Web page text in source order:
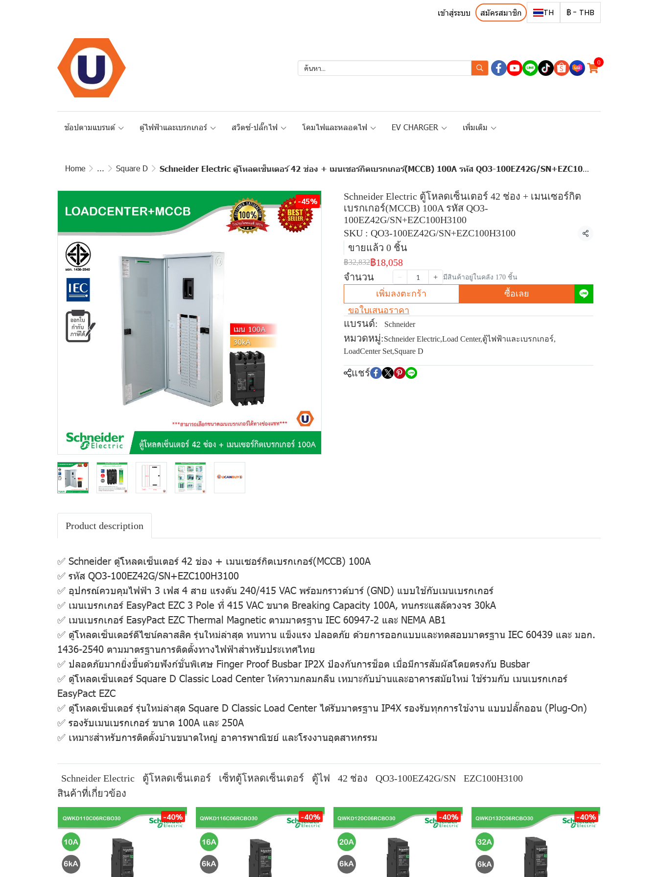
เข้าสู่ระบบ สมัครสมาชิก TH ฿ - THB
0
ช้อปตามแบรนด์ ตู้ไฟฟ้าและเบรกเกอร์ สวิตซ์-ปลั๊กไฟ โคมไฟและหลอดไฟ EV CHARGER เพิ่มเติม
Home ... Square D Schneider Electric ตู้โหลดเซ็นเตอร์ 42 ช่อง + เมนเซอร์กิตเบรกเกอร์(MCCB) 100A รหัส QO3-100EZ42G/SN+EZC100H3100
-45%
Schneider Electric ตู้โหลดเซ็นเตอร์ 42 ช่อง + เมนเซอร์กิต
เบรกเกอร์(MCCB) 100A รหัส QO3-
100EZ42G/SN+EZC100H3100
SKU : QO3-100EZ42G/SN+EZC100H3100
ขายแล้ว 0 ชิ้น
แชร์
฿32,832฿18,058
จำนวน
มีสินค้าอยู่ในคลัง 170 ชิ้น
เพิ่มลงตะกร้า
ซื้อเลย
ขอใบเสนอราคา
แบรนด์: Schneider
หมวดหมู่:Schneider Electric,Load Center,ตู้ไฟฟ้าและเบรกเกอร์,
LoadCenter Set,Square D
แชร์
Product description
✅ Schneider ตู้โหลดเซ็นเตอร์ 42 ช่อง + เมนเซอร์กิตเบรกเกอร์(MCCB) 100A
✅ รหัส QO3-100EZ42G/SN+EZC100H3100
✅ อุปกรณ์ควบคุมไฟฟ้า 3 เฟส 4 สาย แรงดัน 240/415 VAC พร้อมกราวด์บาร์ (GND) แบบใช้กับเมนเบรกเกอร์
✅ เมนเบรกเกอร์ EasyPact EZC 3 Pole ที่ 415 VAC ขนาด Breaking Capacity 100A, ทนกระแสลัดวงจร 30kA
✅ เมนเบรกเกอร์ EasyPact EZC Thermal Magnetic ตามมาตรฐาน IEC 60947-2 และ NEMA AB1
✅ ตู้โหลดเซ็นเตอร์ดีไซน์คลาสสิค รุ่นใหม่ล่าสุด ทนทาน แข็งแรง ปลอดภัย ด้วยการออกแบบและทดสอบมาตรฐาน IEC 60439 และ มอก.
1436-2540 ตามมาตรฐานการติดตั้งทางไฟฟ้าสำหรับประเทศไทย
✅ ปลอดภัยมากยิ่งขึ้นด้วยฟังก์ชั่นพิเศษ Finger Proof Busbar IP2X ป้องกันการช็อต เมื่อมีการสัมผัสโดยตรงกับ Busbar
✅ ตู้โหลดเซ็นเตอร์ Square D Classic Load Center ให้ความกลมกลืน เหมาะกับบ้านและอาคารสมัยใหม่ ใช้ร่วมกับ เมนเบรกเกอร์
EasyPact EZC
✅ ตู้โหลดเซ็นเตอร์ รุ่นใหม่ล่าสุด Square D Classic Load Center ได้รับมาตรฐาน IP4X รองรับทุกการใช้งาน แบบปลั๊กออน (Plug-On)
✅ รองรับเมนเบรกเกอร์ ขนาด 100A และ 250A
✅ เหมาะสำหรับการติดตั้งบ้านขนาดใหญ่ อาคารพาณิชย์ และโรงงานอุตสาหกรรม
Schneider Electric ตู้โหลดเซ็นเตอร์ เซ็ทตู้โหลดเซ็นเตอร์ ตู้ไฟ 42 ช่อง QO3-100EZ42G/SN
EZC100H3100
สินค้าที่เกี่ยวข้อง
-40% -40% -40% -40%